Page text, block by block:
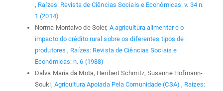
, Raízes: Revista de Ciências Sociais e Econômicas: v. 34 n.
1 (2014)
Norma Montalvo de Soler, A agricultura alimentar e o
impacto do crédito rural sobre os diferentes tipos de
produtores , Raízes: Revista de Ciências Sociais e
Econômicas: n. 6 (1988)
Dalva Maria da Mota, Heribert Schmitz, Susanne Hofmann-
Souki, Agricultura Apoiada Pela Comunidade (CSA) , Raízes: